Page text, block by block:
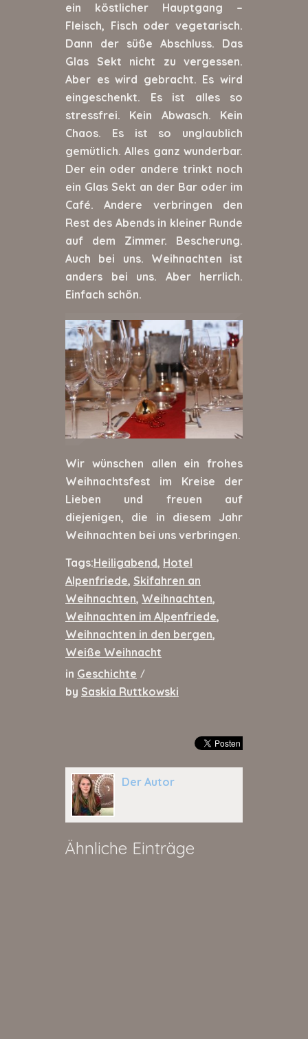
ein köstlicher Hauptgang –
Fleisch, Fisch oder vegetarisch.
Dann der süße Abschluss. Das
Glas Sekt nicht zu vergessen.
Aber es wird gebracht. Es wird
eingeschenkt. Es ist alles so
stressfrei. Kein Abwasch. Kein
Chaos. Es ist so unglaublich
gemütlich. Alles ganz wunderbar.
Der ein oder andere trinkt noch
ein Glas Sekt an der Bar oder im
Café. Andere verbringen den
Rest des Abends in kleiner Runde
auf dem Zimmer. Bescherung.
Auch bei uns. Weihnachten ist
anders bei uns. Aber herrlich.
Einfach schön.
Wir wünschen allen ein frohes
Weihnachtsfest im Kreise der
Lieben und freuen auf
diejenigen, die in diesem Jahr
Weihnachten bei uns verbringen.
Tags:Heiligabend, Hotel
Alpenfriede, Skifahren an
Weihnachten, Weihnachten,
Weihnachten im Alpenfriede,
Weihnachten in den bergen,
Weiße Weihnacht
in Geschichte /
by Saskia Ruttkowski
Der Autor
Ähnliche Einträge